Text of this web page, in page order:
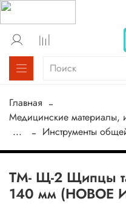
Главная
Медицинские материалы,
...
Инструменты
ТМ- Щ-2 Щипцы
140 мм (НОВОЕ